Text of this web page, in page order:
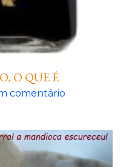
O QUE É
comentário